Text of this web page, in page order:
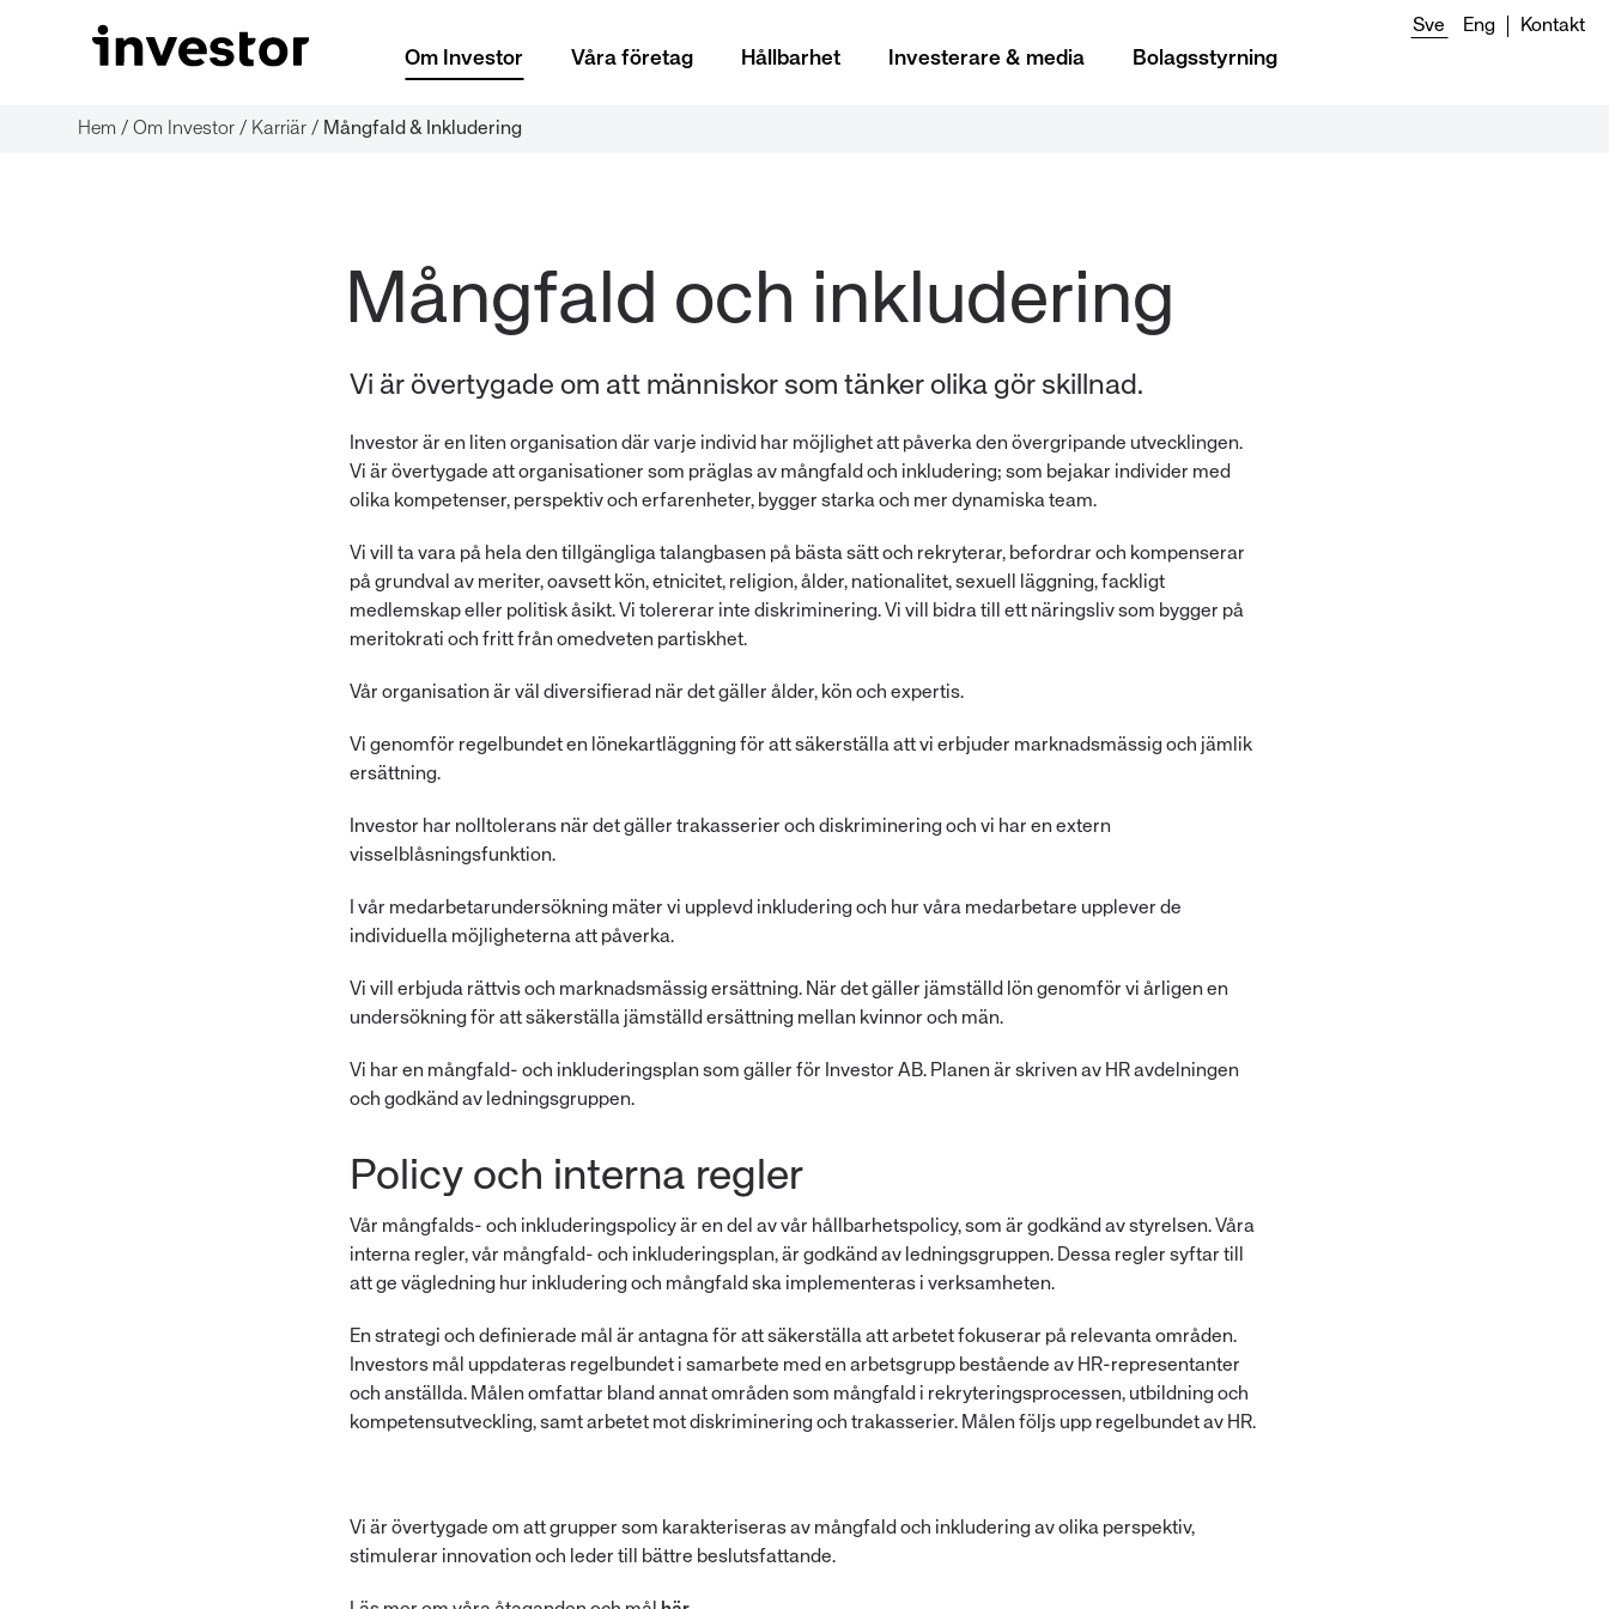
Om Investor Våra företag Hållbarhet Investerare & media Bolagsstyrning
Sve Eng Kontakt
Hem / Om Investor / Karriär / Mångfald & Inkludering
Vi är övertygade om att människor som tänker olika gör skillnad.
Investor är en liten organisation där varje individ har möjlighet att påverka den övergripande utvecklingen.
Vi är övertygade att organisationer som präglas av mångfald och inkludering; som bejakar individer med
olika kompetenser, perspektiv och erfarenheter, bygger starka och mer dynamiska team.
Vi vill ta vara på hela den tillgängliga talangbasen på bästa sätt och rekryterar, befordrar och kompenserar
på grundval av meriter, oavsett kön, etnicitet, religion, ålder, nationalitet, sexuell läggning, fackligt
medlemskap eller politisk åsikt. Vi tolererar inte diskriminering. Vi vill bidra till ett näringsliv som bygger på
meritokrati och fritt från omedveten partiskhet.
Vår organisation är väl diversifierad när det gäller ålder, kön och expertis.
Vi genomför regelbundet en lönekartläggning för att säkerställa att vi erbjuder marknadsmässig och jämlik
ersättning.
Investor har nolltolerans när det gäller trakasserier och diskriminering och vi har en extern
visselblåsningsfunktion.
I vår medarbetarundersökning mäter vi upplevd inkludering och hur våra medarbetare upplever de
individuella möjligheterna att påverka.
Vi vill erbjuda rättvis och marknadsmässig ersättning. När det gäller jämställd lön genomför vi årligen en
undersökning för att säkerställa jämställd ersättning mellan kvinnor och män.
Vi har en mångfald- och inkluderingsplan som gäller för Investor AB. Planen är skriven av HR avdelningen
och godkänd av ledningsgruppen.
Policy och interna regler
Vår mångfalds- och inkluderingspolicy är en del av vår hållbarhetspolicy, som är godkänd av styrelsen. Våra
interna regler, vår mångfald- och inkluderingsplan, är godkänd av ledningsgruppen. Dessa regler syftar till
att ge vägledning hur inkludering och mångfald ska implementeras i verksamheten.
En strategi och definierade mål är antagna för att säkerställa att arbetet fokuserar på relevanta områden.
Investors mål uppdateras regelbundet i samarbete med en arbetsgrupp bestående av HR-representanter
och anställda. Målen omfattar bland annat områden som mångfald i rekryteringsprocessen, utbildning och
kompetensutveckling, samt arbetet mot diskriminering och trakasserier. Målen följs upp regelbundet av HR.
Vi är övertygade om att grupper som karakteriseras av mångfald och inkludering av olika perspektiv,
stimulerar innovation och leder till bättre beslutsfattande.